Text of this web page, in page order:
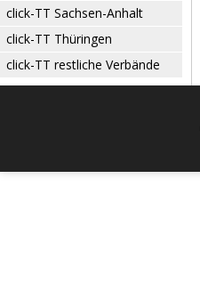
click-TT Sachsen-Anhalt
click-TT Thüringen
click-TT restliche Verbände